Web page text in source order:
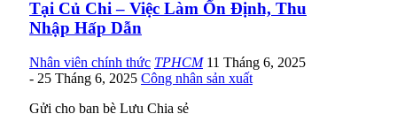
Tại Củ Chi – Việc Làm Ổn Định, Thu
Nhập Hấp Dẫn
Nhân viên chính thức TPHCM 11 Tháng 6, 2025
- 25 Tháng 6, 2025 Công nhân sản xuất
Gửi cho bạn bè Lưu Chia sẻ